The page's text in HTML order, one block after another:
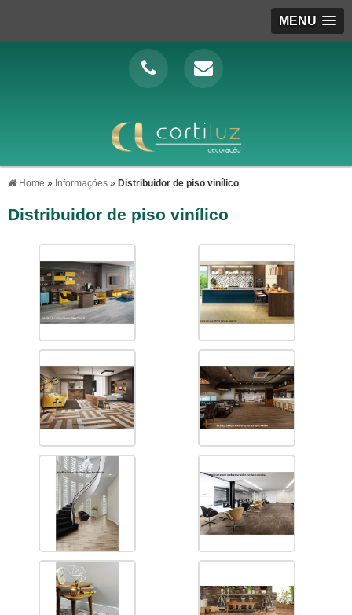
MENU
Home » Informações » Distribuidor de piso vinílico
Distribuidor de piso vinílico